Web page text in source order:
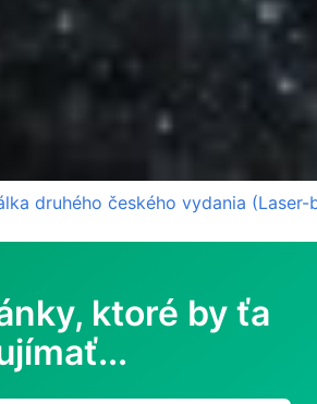
druhého českého vydania (Laser-
ktoré by ťa